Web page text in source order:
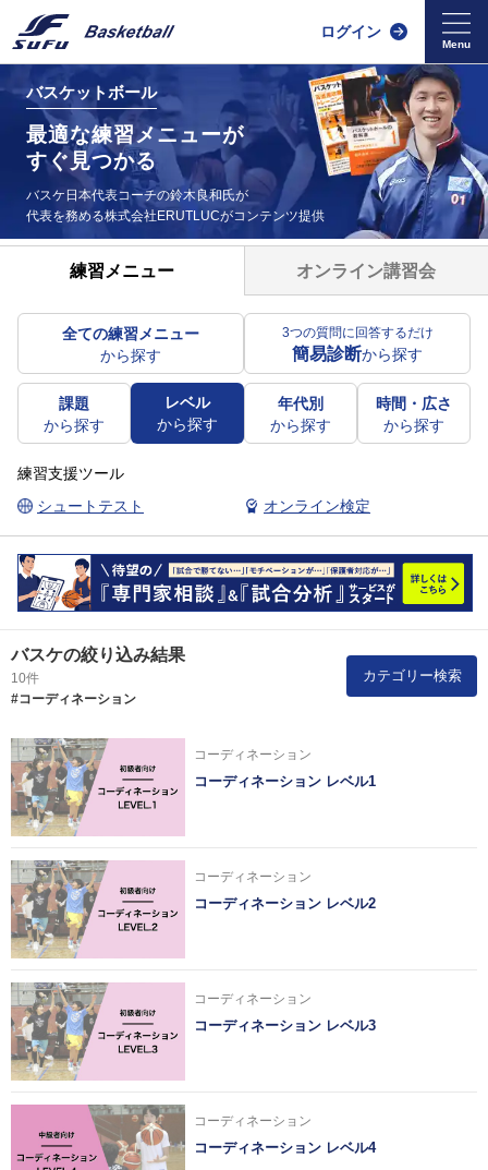
ログイン
バスケットボール
最適な練習メニューが
すぐ見つかる
バスケ日本代表コーチの鈴木良和氏が
代表を務める株式会社ERUTLUCがコンテンツ提供
練習メニュー オンライン講習会
全ての練習メニュー
から探す
3つの質問に回答するだけ
簡易診断から探す
課題
から探す
レベル
から探す
年代別
から探す
時間・広さ
から探す
練習支援ツール
シュートテスト
オンライン検定
バスケの絞り込み結果
10件
#コーディネーション
カテゴリー検索
コーディネーション
コーディネーション レベル1
コーディネーション
コーディネーション レベル2
コーディネーション
コーディネーション レベル3
コーディネーション
コーディネーション レベル4